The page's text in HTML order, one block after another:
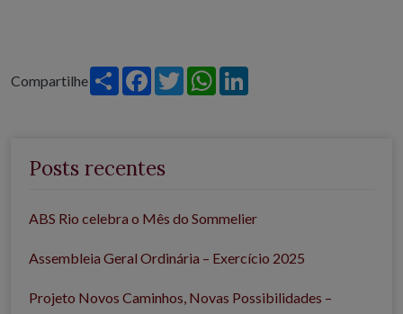
Compartilhe Share Facebook
TwitterWhatsApp
Posts recentes
ABS Rio celebra o Mês do Sommelier
Assembleia Geral Ordinária – Exercício 2025
Projeto Novos Caminhos, Novas Possibilidades –